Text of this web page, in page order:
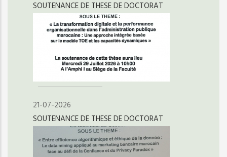
SOUTENANCE DE THESE DE DOCTORAT
21-07-2026
SOUTENANCE DE THESE DE DOCTORAT